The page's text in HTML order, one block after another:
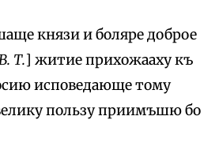
князи и боляре доброе
Т.] житие прихожааху къ
исповедающе тому
пользу приимъшю бо